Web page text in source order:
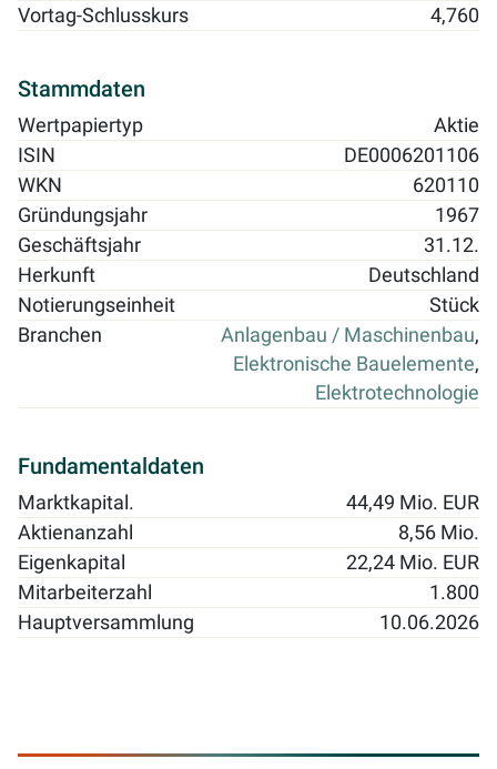
Vortag-Schlusskurs
4,760
Stammdaten
Wertpapiertyp
Aktie
ISIN
DE0006201106
WKN
620110
Gründungsjahr
1967
Geschäftsjahr
31.12.
Herkunft
Deutschland
Notierungseinheit
Stück
Branchen
Anlagenbau / Maschinenbau,
Elektronische Bauelemente,
Elektrotechnologie
Fundamentaldaten
Marktkapital.
44,49 Mio. EUR
Aktienanzahl
8,56 Mio.
Eigenkapital
22,24 Mio. EUR
Mitarbeiterzahl
1.800
Hauptversammlung
10.06.2026